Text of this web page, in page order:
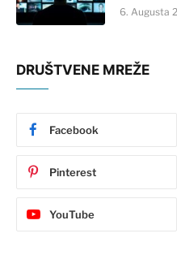
6. Augusta
DRUŠTVENE MREŽE
Facebook
Pinterest
YouTube